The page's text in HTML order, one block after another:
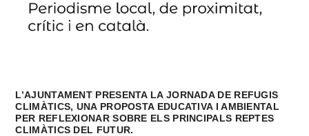
L’AJUNTAMENT PRESENTA LA JORNADA DE REFUGIS
CLIMÀTICS, UNA PROPOSTA EDUCATIVA I AMBIENTAL
PER REFLEXIONAR SOBRE ELS PRINCIPALS REPTES
CLIMÀTICS DEL FUTUR.